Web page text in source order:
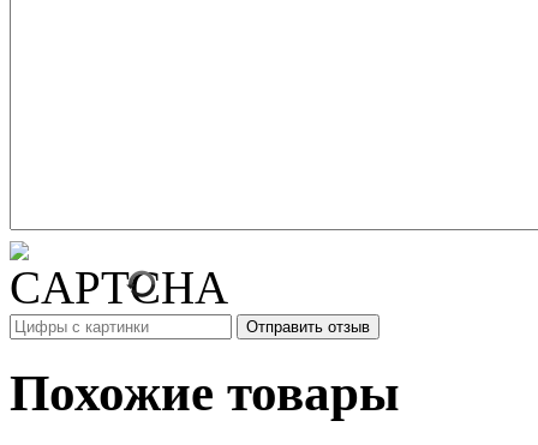
Похожие товары